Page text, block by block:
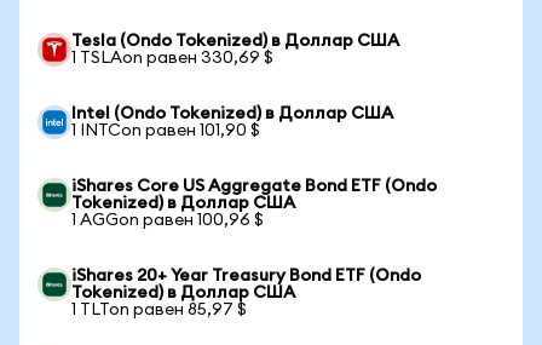
Tesla (Ondo Tokenized) в Доллар США
1 TSLAon равен 330,69 $
Intel (Ondo Tokenized) в Доллар США
1 INTCon равен 101,90 $
iShares Core US Aggregate Bond ETF (Ondo
Tokenized) в Доллар США
1 AGGon равен 100,96 $
iShares 20+ Year Treasury Bond ETF (Ondo
Tokenized) в Доллар США
1 TLTon равен 85,97 $